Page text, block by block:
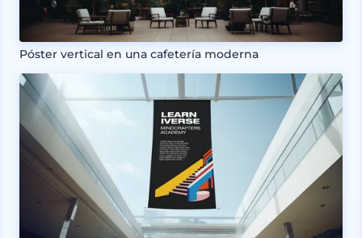
Póster vertical en una cafetería moderna